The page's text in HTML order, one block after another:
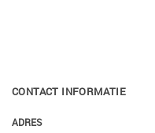
CONTACT INFORMATIE
ADRES